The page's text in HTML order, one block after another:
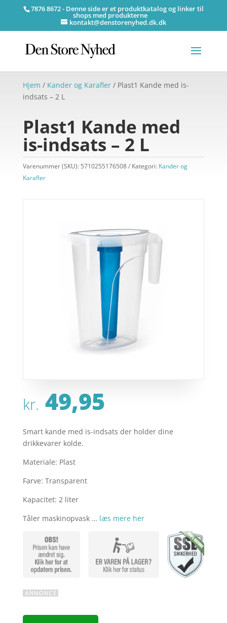
7876 8672 - Denne side er et produktkatalog og linker til
shops med produkterne
kontakt@denstorenyhed.dk.dk
Hjem / Kander og Karafler/ Plast1 Kande med is-
indsats – 2 L
Plast1 Kande med
is-indsats – 2 L
Varenummer (SKU): 5710255176508 Kategori: Kander og
Karafler
kr. 49,95
Smart kande med is-indsats der holder dine
drikkevarer kolde.
Materiale: Plast
Farve: Transparent
Kapacitet: 2 liter
Tåler maskinopvask … læs mere her